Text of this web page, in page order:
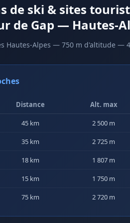
de ski & sites
de Gap — Hautes-
Hautes-Alpes — 750 m d'altitude —
Distance Alt. max
45 km 2 500 m
35 km 2 725 m
18 km 1 807 m
15 km 1 750 m
75 km 2 720 m